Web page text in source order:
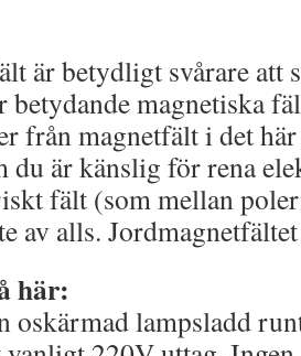
är betydligt svårare att
betydande magnetiska
från magnetfält i det
du är känslig för rena
fält (som mellan
av alls.
här:
oskärmad lampsladd